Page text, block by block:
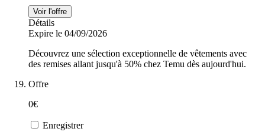
Voir l'offre
Détails
Expire le 04/09/2026
Découvrez une sélection exceptionnelle de vêtements avec
des remises allant jusqu'à 50% chez Temu dès aujourd'hui.
Offre
0€
Enregistrer